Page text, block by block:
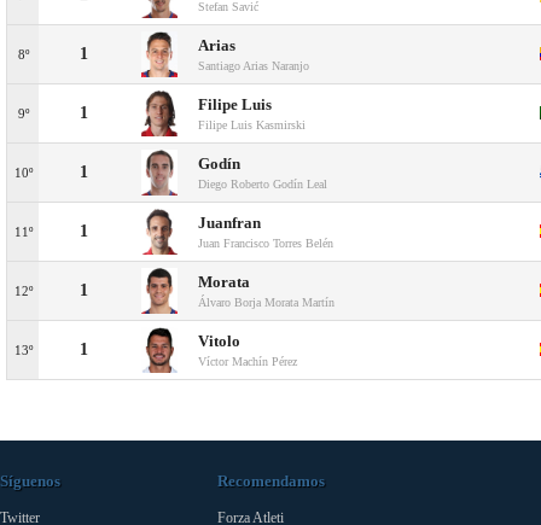
Stefan Savić
8º 1 Arias
Santiago Arias Naranjo
9º 1 Filipe Luis
Filipe Luis Kasmirski
10º 1 Godín
Diego Roberto Godín Leal
11º 1 Juanfran
Juan Francisco Torres Belén
12º 1 Morata
Álvaro Borja Morata Martín
13º 1 Vitolo
Víctor Machín Pérez
Síguenos
Twitter
Recomendamos
Forza Atleti